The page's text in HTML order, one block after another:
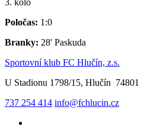
Poločas: 1:0
Branky: 28' Paskuda
Sportovní klub FC Hlučín, z.s.
U Stadionu 1798/15, Hlučín 74801
737 254 414 info@fchlucin.cz